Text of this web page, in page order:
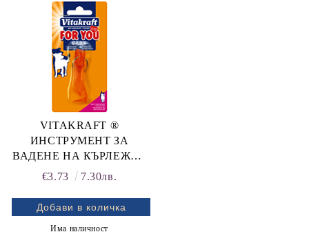
VITAKRAFT ®
ИНСТРУМЕНТ ЗА
ВАДЕНЕ НА КЪРЛЕЖИ -
ЗА КУЧЕТА и КОТКИ
€3.73 7.30лв.
Има наличност